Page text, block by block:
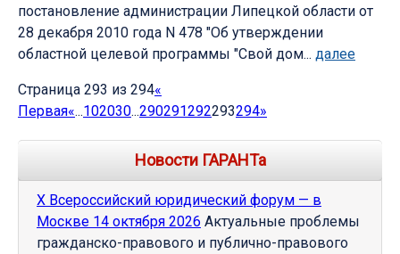
постановление администрации Липецкой области от
28 декабря 2010 года N 478 "Об утверждении
областной целевой программы "Свой дом... далее
Страница 293 из 294«
Первая«...102030...290291292293294»
Новости ГАРАНТа
Х Всероссийский юридический форум — в
Москве 14 октября 2026 Актуальные проблемы
гражданско-правового и публично-правового